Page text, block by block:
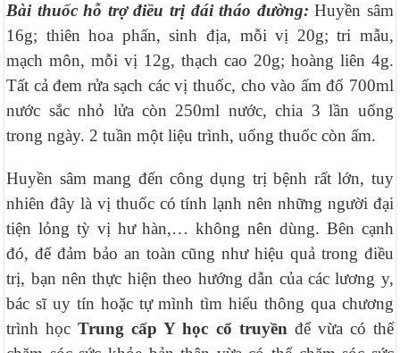
Bài thuốc hỗ trợ điều trị đái tháo đường: Huyền sâm
16g; thiên hoa phấn, sinh địa, mỗi vị 20g; tri mẫu,
mạch môn, mỗi vị 12g, thạch cao 20g; hoàng liên 4g.
Tất cả đem rửa sạch các vị thuốc, cho vào ấm đổ 700ml
nước sắc nhỏ lửa còn 250ml nước, chia 3 lần uống
trong ngày. 2 tuần một liệu trình, uống thuốc còn ấm.
Huyền sâm mang đến công dụng trị bệnh rất lớn, tuy
nhiên đây là vị thuốc có tính lạnh nên những người đại
tiện lỏng tỳ vị hư hàn,… không nên dùng. Bên cạnh
đó, để đảm bảo an toàn cũng như hiệu quả trong điều
trị, bạn nên thực hiện theo hướng dẫn của các lương y,
bác sĩ uy tín hoặc tự mình tìm hiểu thông qua chương
trình họcTrung cấp Y học cổ truyền để vừa có thể